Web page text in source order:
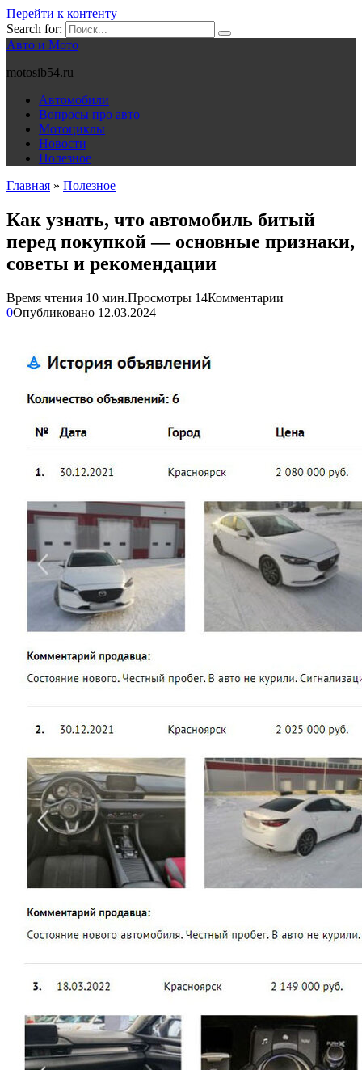
Перейти к контенту
Search for:
Авто и Мото
motosib54.ru
Автомобили
Вопросы про авто
Мотоциклы
Новости
Полезное
Главная » Полезное
Как узнать, что автомобиль битый
перед покупкой — основные признаки,
советы и рекомендации
Время чтения 10 мин.Просмотры 14Комментарии
0Опубликовано 12.03.2024